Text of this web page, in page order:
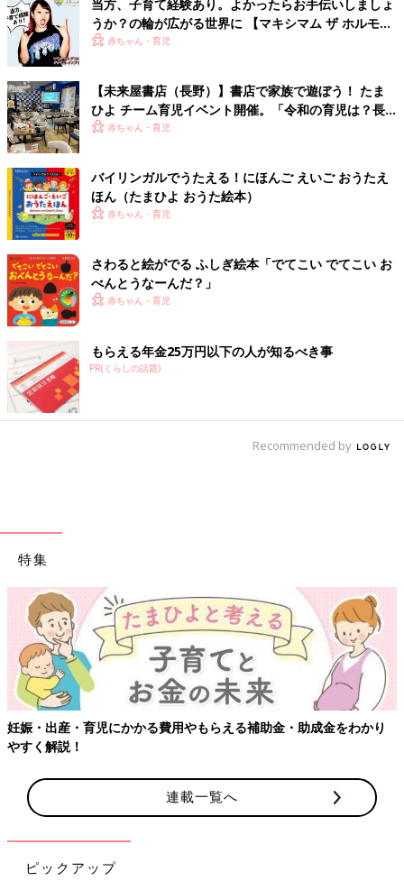
当方、子育て経験あり。よかったらお手伝いしましょ
うか？の輪が広がる世界に 【マキシマム ザ ホルモ
ン・ナヲさん】
赤ちゃん・育児
【未来屋書店（長野）】書店で家族で遊ぼう！ たま
ひよ チーム育児イベント開催。「令和の育児は？長
野県の場合は？」トークも。
赤ちゃん・育児
バイリンガルでうたえる！にほんご えいご おうたえ
ほん（たまひよ おうた絵本）
赤ちゃん・育児
さわると絵がでる ふしぎ絵本「でてこい でてこい お
べんとうなーんだ？」
赤ちゃん・育児
もらえる年金25万円以下の人が知るべき事
PR(くらしの話題)
Recommended by
特集
妊娠・出産・育児にかかる費用やもらえる補助金・助成金をわかり
やすく解説！
連載一覧へ
ピックアップ